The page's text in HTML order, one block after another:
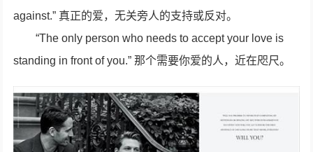
against.” 真正的爱，无关旁人的支持或反对。
“The only person who needs to accept your love is
standing in front of you.” 那个需要你爱的人，近在咫尺。